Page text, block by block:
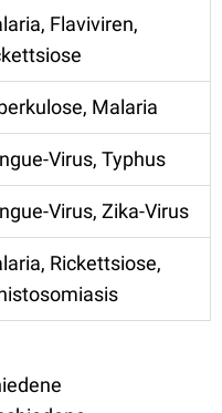
Flaviviren,
Malaria
Virus, Typhus
Virus, Zika-Virus
Rickettsiose,